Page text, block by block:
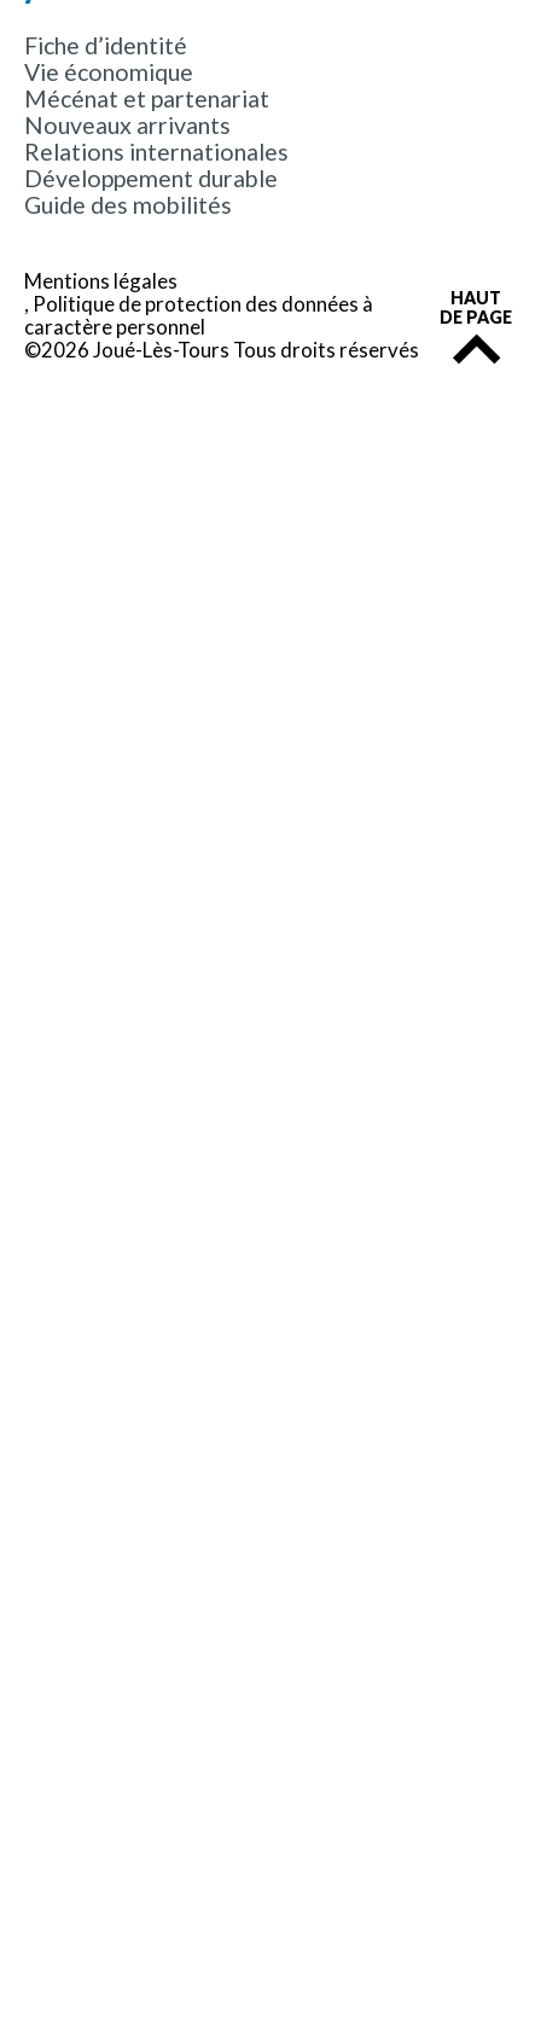
Fiche d’identité
Vie économique
Mécénat et partenariat
Nouveaux arrivants
Relations internationales
Développement durable
Guide des mobilités
Mentions légales
Politique de protection des données à
caractère personnel
©2026 Joué-Lès-Tours Tous droits réservés
HAUT
DE PAGE